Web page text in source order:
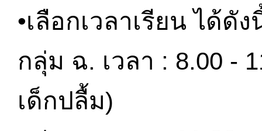
•เลือกเวลาเรียน ได้ดัง
กลุ่ม ฉ. เวลา : 8.00 -
เด็กปลื้ม)